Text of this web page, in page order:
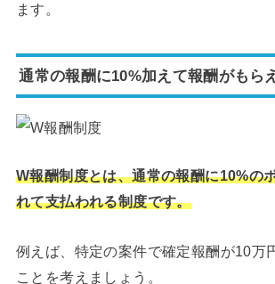
ます。
通常の報酬に10%加えて報酬がもら
W報酬制度とは、通常の報酬に10%の
れて支払われる制度です。
例えば、特定の案件で確定報酬が10万
ことを考えましょう。